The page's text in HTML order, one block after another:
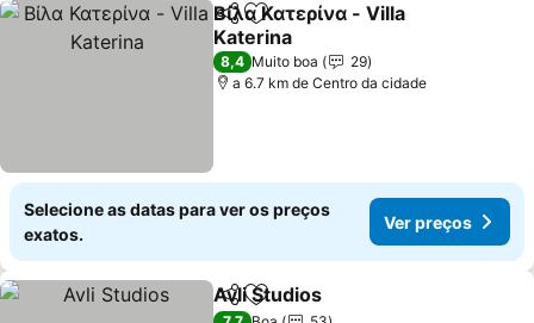
PartilharAdicionar aos favoritos
Βίλα Κατερίνα - Villa
Katerina
8,4 Muito boa
29
a 6.7 km de Centro da cidade
Selecione as datas para ver os preços
exatos.
Ver preços
PartilharAdicionar aos favoritos
Avli Studios